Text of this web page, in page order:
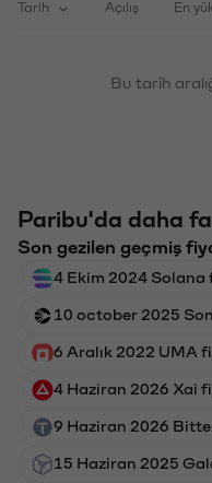
Tarih Açılış En
Bu tarih
Paribu'da daha
Son gezilen geçmiş
4 Ekim 2024 Solana
10 october 2025
6 Aralık 2022 UMA
4 Haziran 2026 Xai
9 Haziran 2026
15 Haziran 2025